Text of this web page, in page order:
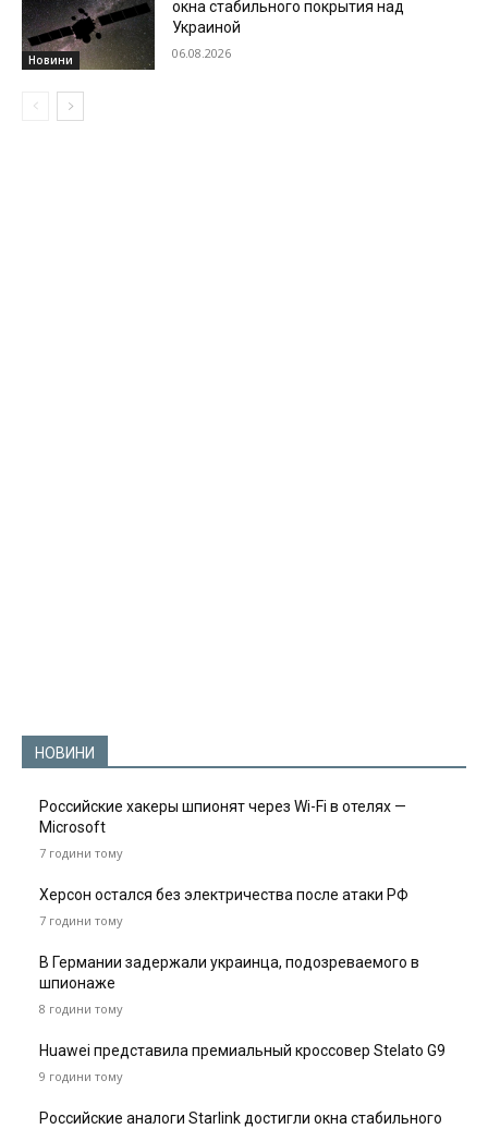
Новини
окна стабильного покрытия над
Украиной
06.08.2026
НОВИНИ
Российские хакеры шпионят через Wi-Fi в отелях —
Microsoft
7 години тому
Херсон остался без электричества после атаки РФ
7 години тому
В Германии задержали украинца, подозреваемого в
шпионаже
8 години тому
Huawei представила премиальный кроссовер Stelato G9
9 години тому
Российские аналоги Starlink достигли окна стабильного